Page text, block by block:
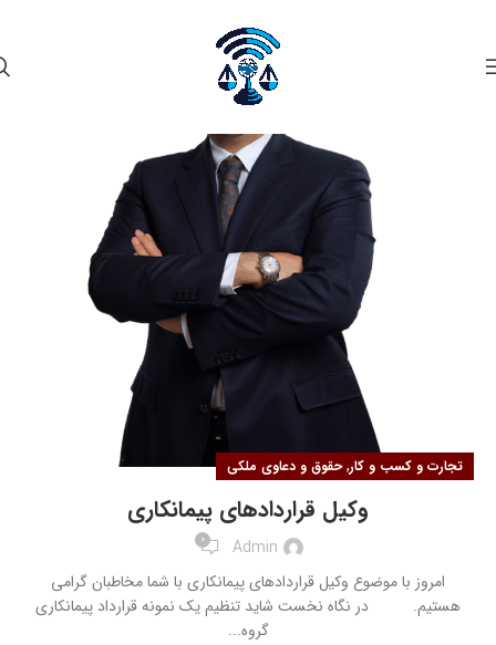
تجارت و کسب و کار,حقوق و دعاوی ملکی
وکیل قراردادهای پیمانکاری
Admin
0
امروز با موضوع وکیل قراردادهای پیمانکاری با شما مخاطبان گرامی
هستیم. در نگاه نخست شاید تنظیم یک نمونه قرارداد پیمانکاری
گروه...